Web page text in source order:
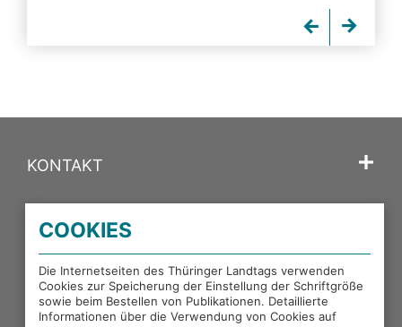
KONTAKT
PORTALE DES THÜRINGER LANDTAGS
EXTERNE LINKS
COOKIES
Die Internetseiten des Thüringer Landtags verwenden
Cookies zur Speicherung der Einstellung der Schriftgröße
sowie beim Bestellen von Publikationen. Detaillierte
Informationen über die Verwendung von Cookies auf